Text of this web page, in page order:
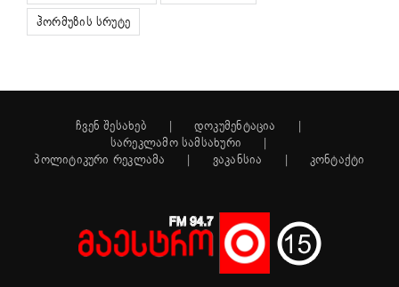
ჰორმუზის სრუტე
ჩვენ შესახებ
დოკუმენტაცია
სარეკლამო სამსახური
პოლიტიკური რეკლამა
ვაკანსია კონტაქტი